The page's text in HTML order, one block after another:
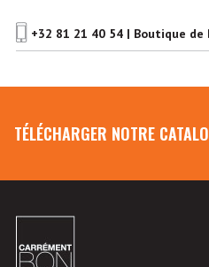
TÉLÉCHARGER NOTRE